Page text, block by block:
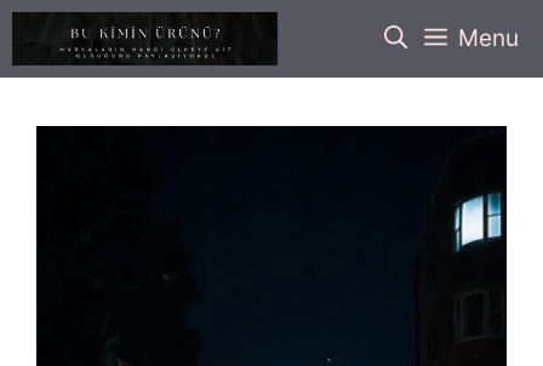
İçeriğe
Menu